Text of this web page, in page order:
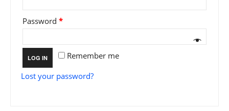
Password *
Remember me
LOG IN
Lost your password?